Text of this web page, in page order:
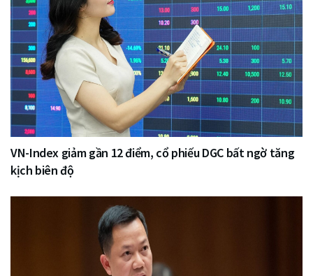
VN-Index giảm gần 12 điểm, cổ phiếu DGC bất ngờ tăng
kịch biên độ